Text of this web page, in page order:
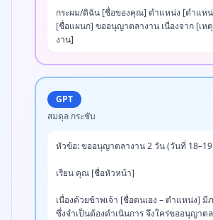
กระผม/ดิฉัน [ชื่อของคุณ] ตำแหน่ง [ตำแห
[ชื่อแผนก] ขออนุญาตลางาน เนื่องจาก [เห
งาน]
รายละเอียดการลางาน:
- วันที่ลา: วันที่ [วัน/เดือน/ปี] ถึงวันที่ [วัน/เ
วันทำการ)
- ประเภทการลา: [ลาป่วย/ลากิจ/ลาพักผ่อน]
- เหตุผล: [ระบุเหตุผลโดยละเอียด]
สำหรับงานในช่วงที่ลา ได้จัดเตรียมและประ
- [ชื่อผู้รับผิดชอบแทน]
หากมีเรื่องด่วนสามารถติดต่อได้ที่ [เบอร์โท
GPT
สมดุล กระชับ
หัวข้อ: ขออนุญาตลางาน 2 วัน (วันที่
เรียน คุณ [ชื่อหัวหน้า]
เนื่องด้วยข้าพเจ้า [ชื่อตนเอง – ตำแหน่ง] มี
ซึ่งจำเป็นต้องดำเนินการ จึงใคร่ขออนุญาต